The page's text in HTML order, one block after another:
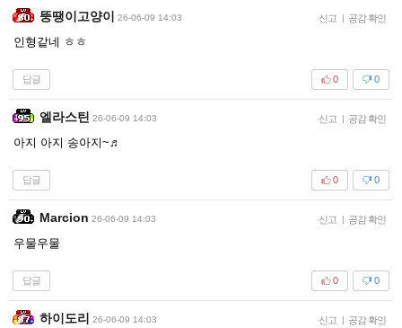
뚱땡이고양이 26-06-09 14:03 신고 | 공감 확인
인형같네 ㅎㅎ
답글 0
0
엘라스틴 26-06-09 14:03 신고 | 공감 확인
아지 아지 송아지~♬
답글 0
0
Marcion 26-06-09 14:03 신고 | 공감 확인
우물우물
답글 0
0
하이도리 26-06-09 14:03 신고 | 공감 확인